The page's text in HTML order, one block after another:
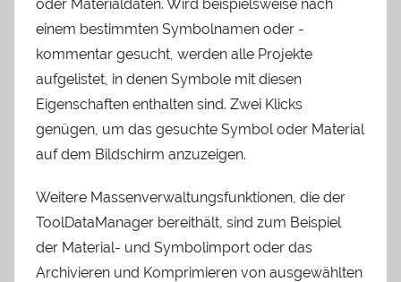
oder Materialdaten. Wird beispielsweise nach
einem bestimmten Symbolnamen oder -
kommentar gesucht, werden alle Projekte
aufgelistet, in denen Symbole mit diesen
Eigenschaften enthalten sind. Zwei Klicks
genügen, um das gesuchte Symbol oder Material
auf dem Bildschirm anzuzeigen.
Weitere Massenverwaltungsfunktionen, die der
ToolDataManager bereithält, sind zum Beispiel
der Material- und Symbolimport oder das
Archivieren und Komprimieren von ausgewählten